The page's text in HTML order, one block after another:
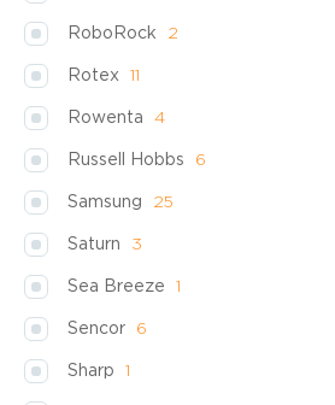
RoboRock 2
Rotex 11
Rowenta 4
Russell Hobbs 6
Samsung 25
Saturn 3
Sea Breeze 1
Sencor 6
Sharp 1